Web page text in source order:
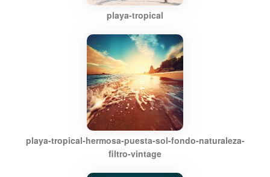
playa-tropical
playa-tropical-hermosa-puesta-sol-fondo-naturaleza-
filtro-vintage